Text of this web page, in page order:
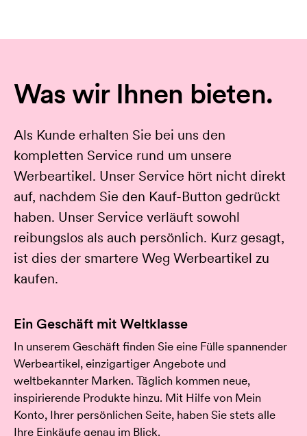
Was wir Ihnen bieten.
Als Kunde erhalten Sie bei uns den
kompletten Service rund um unsere
Werbeartikel. Unser Service hört nicht direkt
auf, nachdem Sie den Kauf-Button gedrückt
haben. Unser Service verläuft sowohl
reibungslos als auch persönlich. Kurz gesagt,
ist dies der smartere Weg Werbeartikel zu
kaufen.
Ein Geschäft mit Weltklasse
In unserem Geschäft finden Sie eine Fülle spannender
Werbeartikel, einzigartiger Angebote und
weltbekannter Marken. Täglich kommen neue,
inspirierende Produkte hinzu. Mit Hilfe von Mein
Konto, Ihrer persönlichen Seite, haben Sie stets alle
Ihre Einkäufe genau im Blick.